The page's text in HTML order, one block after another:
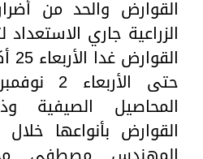
القوارض والحد من
الزراعية جاري
المحاصيل الصيفية
القوارض بأنواعها خلال